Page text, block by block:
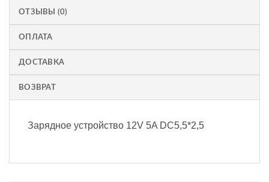
ОТЗЫВЫ (0)
ОПЛАТА
ДОСТАВКА
ВОЗВРАТ
Зарядное устройство 12V 5A DC5,5*2,5